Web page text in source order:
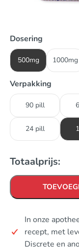
Dosering
500mg 1000mg
Verpakking
90 pill
24 pill
Totaalprijs:
In onze
recept, met
Discrete en